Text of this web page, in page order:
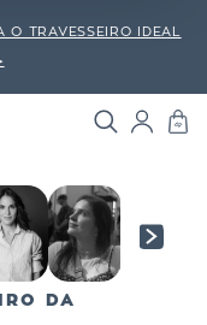
O TRAVESSEIRO IDEAL
DA